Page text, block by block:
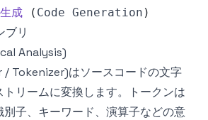
成 ( Code Generation )
Analysis)
/ Tokenizer)はソースコードの文字
トリームに変換します。トークンは
子、キーワード、演算子などの意